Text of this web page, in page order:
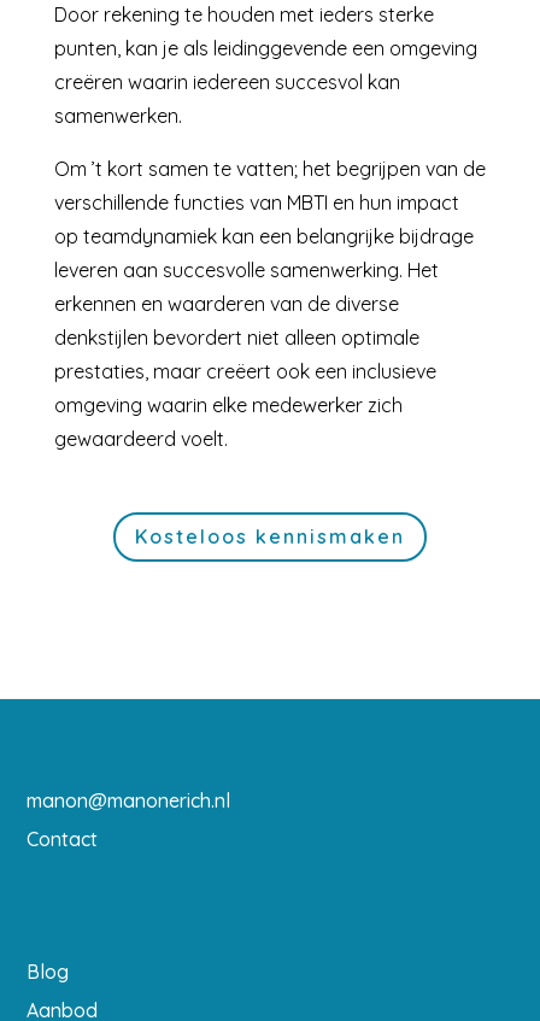
Door rekening te houden met ieders sterke
punten, kan je als leidinggevende een omgeving
creëren waarin iedereen succesvol kan
samenwerken.
Om ’t kort samen te vatten; het begrijpen van de
verschillende functies van MBTI en hun impact
op teamdynamiek kan een belangrijke bijdrage
leveren aan succesvolle samenwerking. Het
erkennen en waarderen van de diverse
denkstijlen bevordert niet alleen optimale
prestaties, maar creëert ook een inclusieve
omgeving waarin elke medewerker zich
gewaardeerd voelt.
Kosteloos kennismaken
manon@manonerich.nl
Contact
Blog
Aanbod